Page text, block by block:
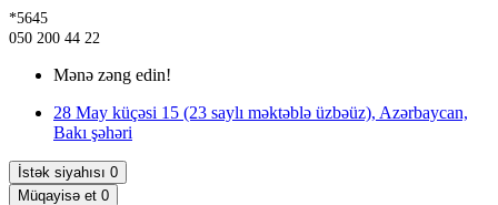
*5645
050 200 44 22
Mənə zəng edin!
28 May küçəsi 15 (23 saylı məktəblə üzbəüz), Azərbaycan,
Bakı şəhəri
İstək siyahısı 0
Müqayisə et 0